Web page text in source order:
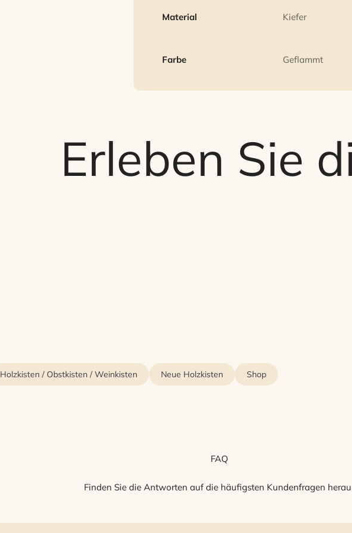
Material Kiefer
Farbe Geflammt
Erleben Sie
Holzkisten / Obstkisten / Weinkisten Neue Holzkisten Shop
FAQ
Finden Sie die Antworten auf die häufigsten Kundenfragen